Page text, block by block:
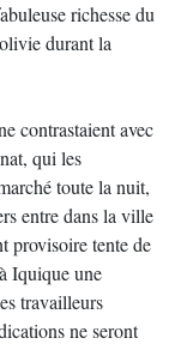
richesse du
durant la
contrastaient avec
qui les
toute la nuit,
entre dans la ville
provisoire tente de
Iquique une
travailleurs
ne seront